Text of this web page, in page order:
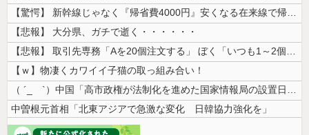
【驚愕】 新幹線じゃなく『帰省費4000円』安くなる在来線で帰省した結...
【悲報】 大分県、ガチで逝く・・・・・・
【悲報】 取引先専務「Aを20個注文する」 ぼく「いつも1～2個しか使...
【ｗ】物凄くカワイイ子猫の取っ組み合い！
（ ´_ゝ`）中国「高市政権が法制化を進めた国家情報局の設置日が7月3...
中曽根元首相「北東アジアで急激な変化 日韓協力強化を」